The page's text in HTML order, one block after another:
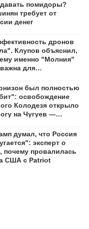
помидоры?
требует от
денег
дронов
Клупов объяснил,
именно "Молния"
для
был полностью
освобождение
Колодезя открыло
на Чугуев —
думал, что Россия
эксперт о
почему провалилась
США с Patriot